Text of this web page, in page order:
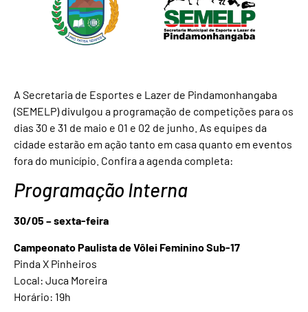
A Secretaria de Esportes e Lazer de Pindamonhangaba
(SEMELP) divulgou a programação de competições para os
dias 30 e 31 de maio e 01 e 02 de junho. As equipes da
cidade estarão em ação tanto em casa quanto em eventos
fora do município. Confira a agenda completa:
Programação Interna
30/05 – sexta-feira
Campeonato Paulista de Vôlei Feminino Sub-17
Pinda X Pinheiros
Local: Juca Moreira
Horário: 19h